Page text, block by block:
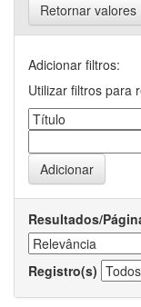
Retornar valores
Adicionar filtros:
Utilizar filtros para
Resultados/
Registro(s)